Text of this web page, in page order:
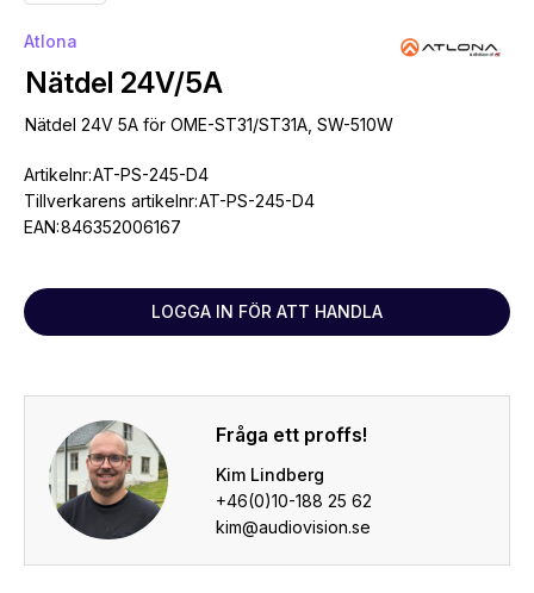
Atlona
Nätdel 24V/5A
Nätdel 24V 5A för OME-ST31/ST31A, SW-510W
Artikelnr:AT-PS-245-D4
Tillverkarens artikelnr:AT-PS-245-D4
EAN:846352006167
LOGGA IN FÖR ATT HANDLA
Fråga ett proffs!
Kim Lindberg
+46(0)10-188 25 62
kim@audiovision.se